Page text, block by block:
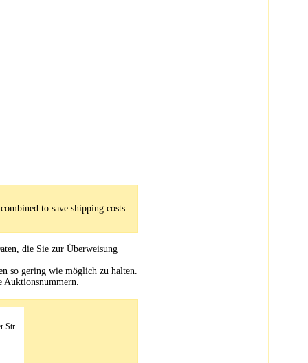
to save shipping costs.
die Sie zur Überweisung
so gering wie möglich zu halten.
Auktionsnummern.
Str.